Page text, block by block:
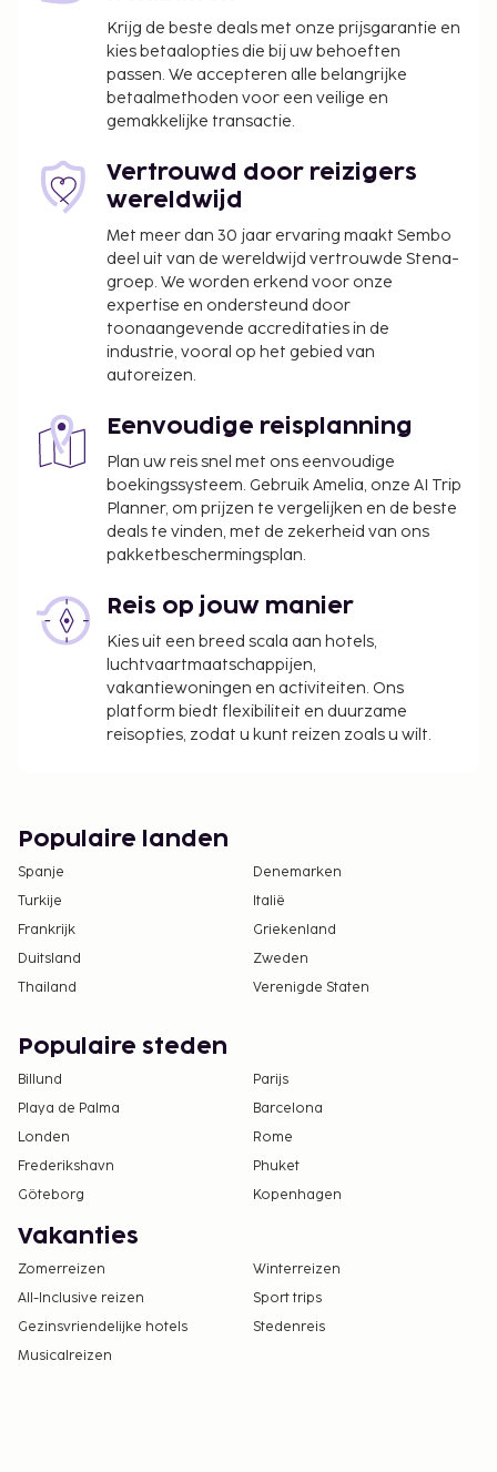
Krijg de beste deals met onze prijsgarantie en
kies betaalopties die bij uw behoeften
passen. We accepteren alle belangrijke
betaalmethoden voor een veilige en
gemakkelijke transactie.
Vertrouwd door reizigers
wereldwijd
Met meer dan 30 jaar ervaring maakt Sembo
deel uit van de wereldwijd vertrouwde Stena-
groep. We worden erkend voor onze
expertise en ondersteund door
toonaangevende accreditaties in de
industrie, vooral op het gebied van
autoreizen.
Eenvoudige reisplanning
Plan uw reis snel met ons eenvoudige
boekingssysteem. Gebruik Amelia, onze AI Trip
Planner, om prijzen te vergelijken en de beste
deals te vinden, met de zekerheid van ons
pakketbeschermingsplan.
Reis op jouw manier
Kies uit een breed scala aan hotels,
luchtvaartmaatschappijen,
vakantiewoningen en activiteiten. Ons
platform biedt flexibiliteit en duurzame
reisopties, zodat u kunt reizen zoals u wilt.
Populaire landen
Spanje
Denemarken
Turkije
Italië
Frankrijk
Griekenland
Duitsland
Zweden
Thailand
Verenigde Staten
Populaire steden
Billund
Parijs
Playa de Palma
Barcelona
Londen
Rome
Frederikshavn
Phuket
Göteborg
Kopenhagen
Vakanties
Zomerreizen
Winterreizen
All-Inclusive reizen
Sport trips
Gezinsvriendelijke hotels
Stedenreis
Musicalreizen